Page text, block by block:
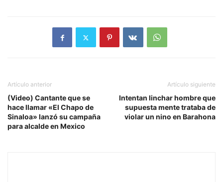
Artículo anterior
(Video) Cantante que se
hace llamar «El Chapo de
Sinaloa» lanzó su campaña
para alcalde en Mexico
Artículo siguiente
Intentan linchar hombre que
supuesta mente trataba de
violar un nino en Barahona